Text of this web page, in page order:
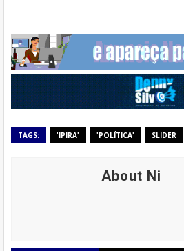
TAGS: 'IPIRA' 'POLÍTICA' SLIDER
About Ni